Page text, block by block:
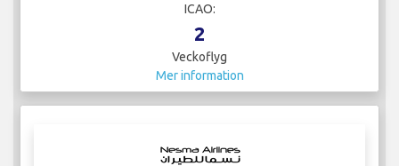
ICAO:
2
Veckoflyg
Mer information